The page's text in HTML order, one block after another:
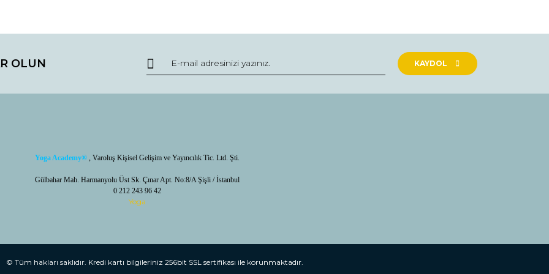
Yorum Yaz / Write a comment
OLUN KAYDOL
Yoga Academy® , Varoluş Kişisel Gelişim ve Yayıncılık Tic. Ltd. Şti.
Gülbahar Mah. Harmanyolu Üst Sk. Çınar Apt. No:8/A Şişli / İstanbul
0 212 243 96 42
Yoga
© Tüm hakları saklıdır. Kredi kartı bilgileriniz 256bit SSL sertifikası ile korunmaktadır.